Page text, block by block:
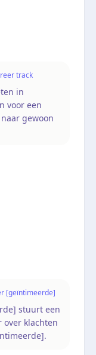
track
in
voor een
gewoon
[geïntimeerde]
stuurt een
over klachten